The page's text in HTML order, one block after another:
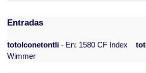
Entradas
totolconetontli- En: 1580 CF Index
Wimmer